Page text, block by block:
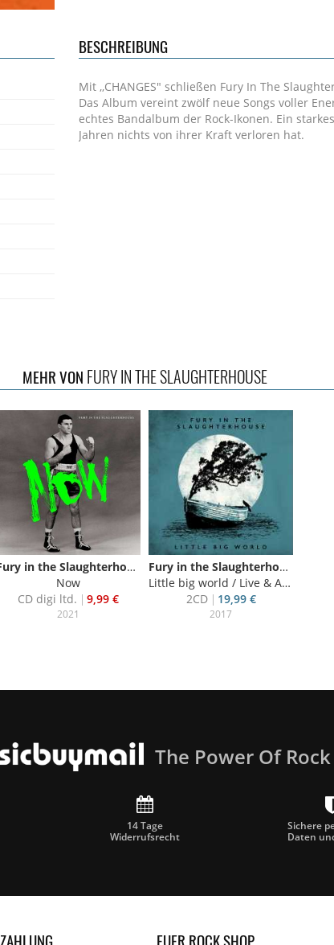
BESCHREIBUNG
Mit ,,CHANGES" schließen Fury In The
Das Album vereint zwölf neue Songs voller
echtes Bandalbum der Rock-Ikonen. Ein
Jahren nichts von ihrer Kraft verloren hat.
MEHR VON FURY IN THE SLAUGHTERHOUSE
Fury in the Slaughterhouse
Now
CD digi ltd.
9,99 €
2021
Fury in the Slaughterhouse
Little big world / Live & Acoustic
2CD
19,99 €
2017
The Power Of Rock
14 Tage
Widerrufsrecht
Sichere
Daten
ZAHLUNG EUER ROCK SHOP